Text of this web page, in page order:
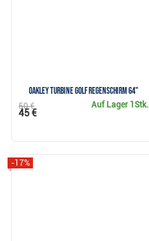
Oakley Turbine Golf Regenschirm 64"
Auf Lager 1Stk.
50 €
45 €
-17%